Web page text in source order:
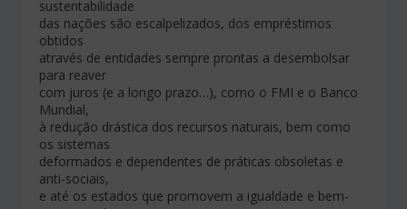
sustentabilidade
das nações são escalpelizados, dos empréstimos
obtidos
através de entidades sempre prontas a desembolsar
para reaver
com juros (e a longo prazo…), como o FMI e o Banco
Mundial,
à redução drástica dos recursos naturais, bem como
os sistemas
deformados e dependentes de práticas obsoletas e
anti-sociais,
e até os estados que promovem a igualdade e bem-